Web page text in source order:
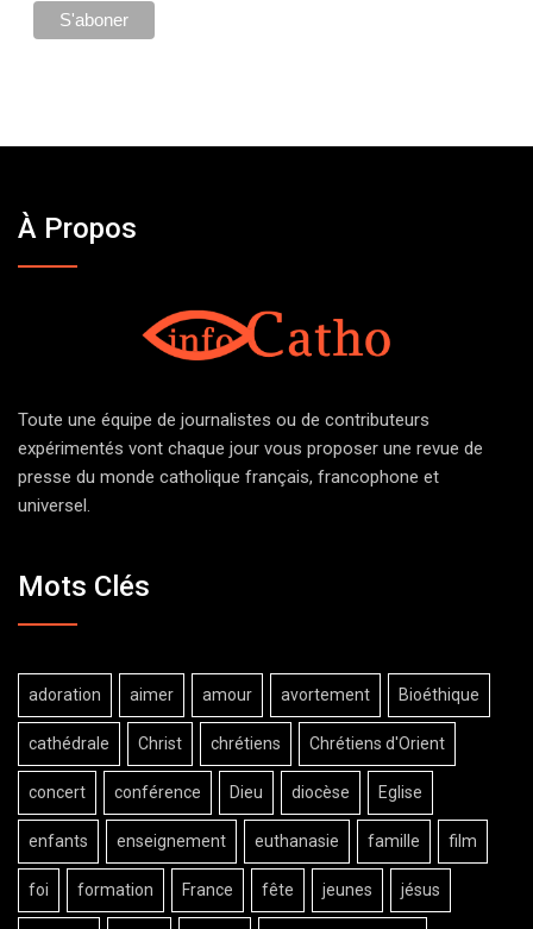
À Propos
Toute une équipe de journalistes ou de contributeurs
expérimentés vont chaque jour vous proposer une revue de
presse du monde catholique français, francophone et
universel.
Mots Clés
adoration aimer amour avortement Bioéthique
cathédrale Christ chrétiens Chrétiens d'Orient
concert conférence Dieu diocèse Eglise
enfants enseignement euthanasie famille film
foi formation France fête jeunes jésus